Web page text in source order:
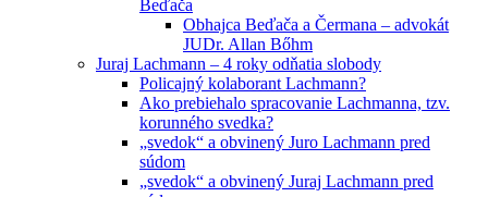
Beďača
Obhajca Beďača a Čermana – advokát
JUDr. Allan Bőhm
Juraj Lachmann – 4 roky odňatia slobody
Policajný kolaborant Lachmann?
Ako prebiehalo spracovanie Lachmanna, tzv.
korunného svedka?
„svedok“ a obvinený Juro Lachmann pred
súdom
„svedok“ a obvinený Juraj Lachmann pred